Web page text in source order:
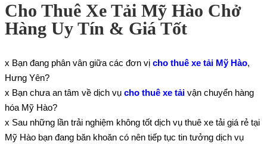
Cho Thuê Xe Tải Mỹ Hào Chở
Hàng Uy Tín & Giá Tốt
x Bạn đang phân vân giữa các đơn vị cho thuê xe tải Mỹ Hào,
Hưng Yên?
x Bạn chưa an tâm về dịch vụ cho thuê xe tải vận chuyển hàng
hóa Mỹ Hào?
x Sau những lần trải nghiệm không tốt dịch vụ thuê xe tải giá rẻ tại
Mỹ Hào bạn đang băn khoăn có nên tiếp tục tin tưởng dịch vụ